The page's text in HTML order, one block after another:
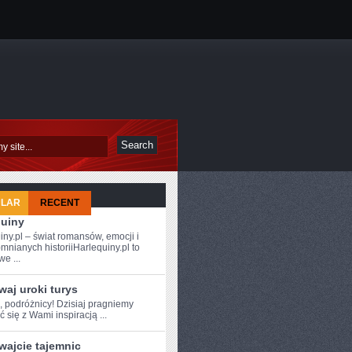
RECENT
– świat romansów, emocji i
historiiHarlequiny.pl to
...
uroki turys
⁣podróżnicy! Dzisiaj pragniemy
się z Wami inspiracją⁢ ...
tajemnic